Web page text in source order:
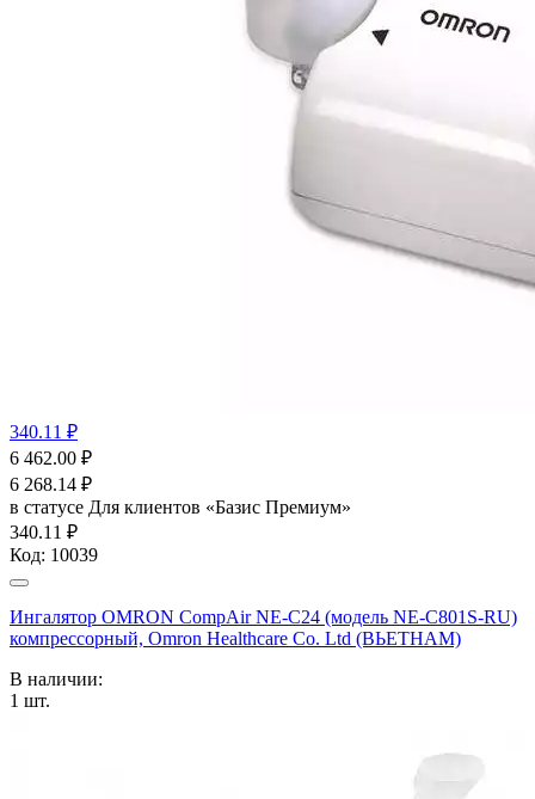
340.11 ₽
6 462.00 ₽
6 268.14 ₽
в статусе Для клиентов «Базис Премиум»
340.11 ₽
Код: 10039
Ингалятор OMRON CompAir NE-C24 (модель NE-C801S-RU)
компрессорный, Omron Healthcare Co. Ltd (ВЬЕТНАМ)
В наличии:
1 шт.